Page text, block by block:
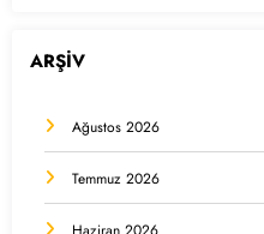
ARŞİV
Ağustos 2026
Temmuz 2026